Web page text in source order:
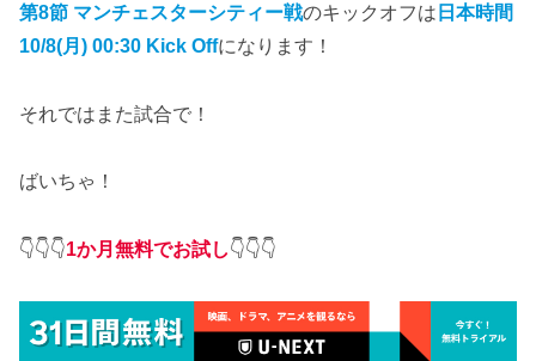
第8節 マンチェスターシティー戦のキックオフは 日本時間
10/8(月) 00:30 Kick Offになります！
それではまた試合で！
ばいちゃ！
👇👇👇1か月無料でお試し👇👇👇